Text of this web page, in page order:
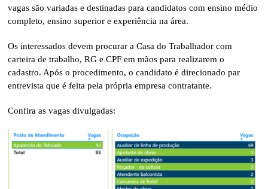
vagas são variadas e destinadas para candidatos com ensino médio
completo, ensino superior e experiência na área.
Os interessados devem procurar a Casa do Trabalhador com
carteira de trabalho, RG e CPF em mãos para realizarem o
cadastro. Após o procedimento, o candidato é direcionado par
entrevista que é feita pela própria empresa contratante.
Confira as vagas divulgadas: